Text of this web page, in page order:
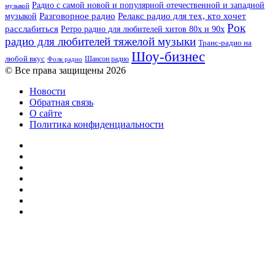
музыкой Радио с самой новой и популярной отечественной и западной
музыкой Разговорное радио Релакс радио для тех, кто хочет
расслабиться Ретро радио для любителей хитов 80х и 90х Рок
радио для любителей тяжелой музыки Транс-радио на
любой вкус Фолк радио Шансон радио Шоу-бизнес
© Все права защищены 2026
Новости
Обратная связь
О сайте
Политика конфиденциальности